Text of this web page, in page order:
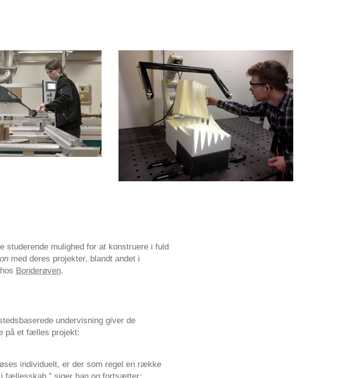
studerende mulighed for at konstruere i fuld
med deres projekter, blandt andet i
Bonderøven.
undervisning giver de
på et fælles projekt:
individuelt, er der som regel en række